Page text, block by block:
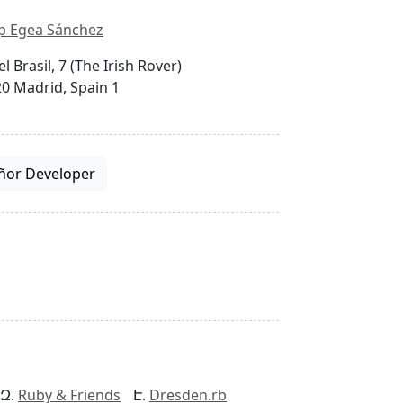
Egea Sánchez
Brasil, 7 (The Irish Rover)
Madrid, Spain 1
Developer
Ruby & Friends Dresden.rb